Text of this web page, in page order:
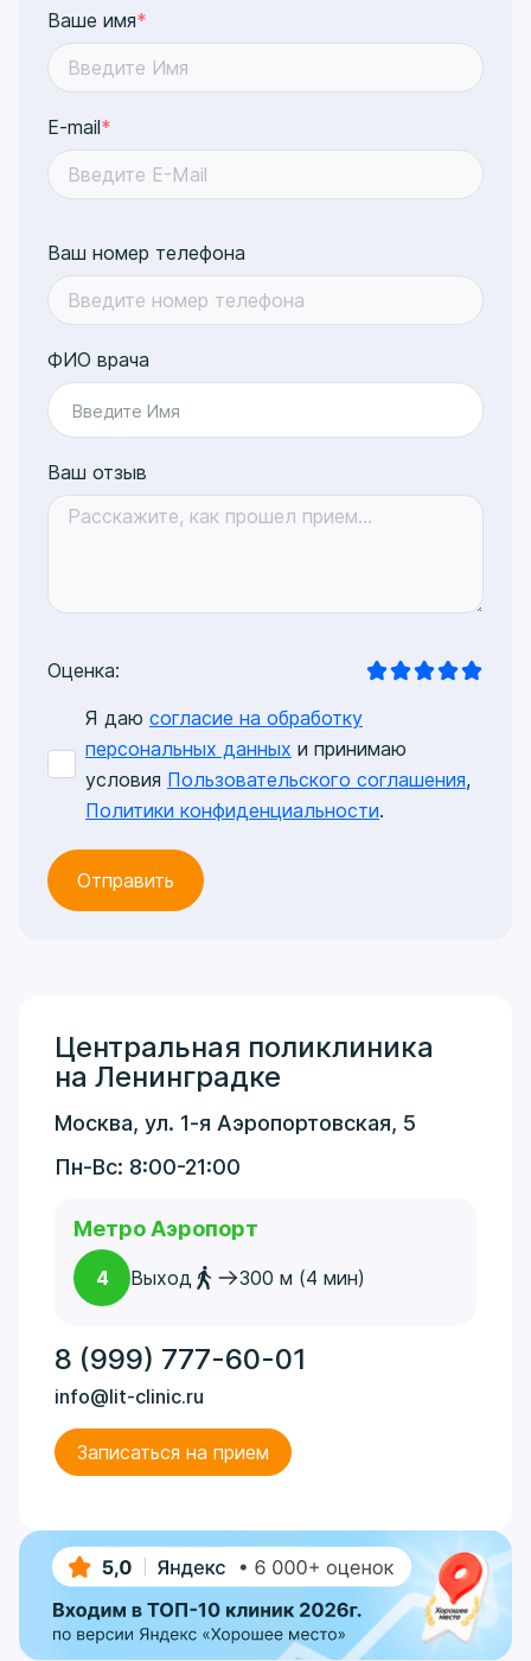
Ваше имя*
E-mail*
Ваш номер телефона
ФИО врача
Введите Имя
Оценка:
Ваш отзыв
Я даю согласие на обработку
персональных данных и принимаю
условия Пользовательского соглашения,
Политики конфиденциальности.
Центральная поликлиника
на Ленинградке
Москва, ул. 1-я Аэропортовская, 5
Пн-Вс: 8:00-21:00
Метро Аэропорт
4 Выход 300 м (4 мин)
8 (999) 777-60-01
info@lit-clinic.ru
Записаться на прием